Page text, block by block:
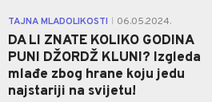
TAJNA MLADOLIKOSTI 06.05.2024.
DA LI ZNATE KOLIKO GODINA
PUNI DŽORDŽ KLUNI? Izgleda
mlađe zbog hrane koju jedu
najstariji na svijetu!